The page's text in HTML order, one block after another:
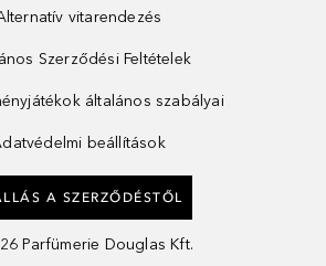
vitarendezés
Szerződési Feltételek
általános szabályai
beállítások
A SZERZŐDÉSTŐL
Parfümerie Douglas Kft.